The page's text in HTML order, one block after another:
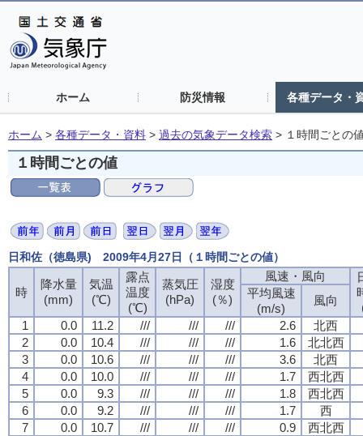
ホーム 防災情報 各種データ・
ホーム > 各種データ・資料 > 過去の気象データ検索 > １時間ごとの
１時間ごとの値
日和佐（徳島県) 2009年4月27日（１時間ごとの値）
時
降水量
(mm)
気温
(℃)
露点
温度
(℃)
蒸気圧
(hPa)
湿度
(％)
風速・風向
平均風速
(m/s)
風向
1
0.0 11.2 /// /// /// 2.6
北西
2
0.0 10.4 /// /// /// 1.6
北北西
3
0.0 10.6 /// /// /// 3.6
北西
4
0.0 10.0 /// /// /// 1.7
西北西
5
0.0 9.3 /// /// /// 1.8
西北西
6
0.0 9.2 /// /// /// 1.7
西
7
0.0 10.7 /// /// /// 0.9
西北西